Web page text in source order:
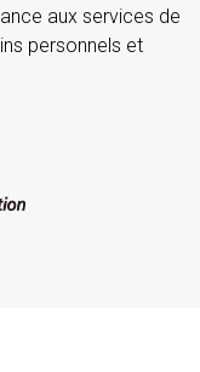
aux services de
personnels et